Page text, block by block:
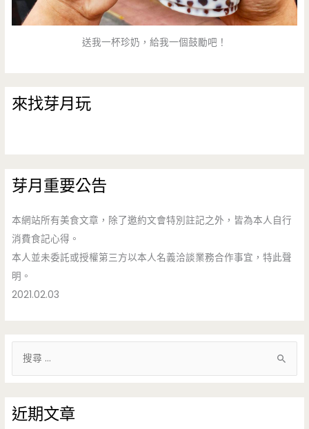
送我一杯珍奶，給我一個鼓勵吧！
來找芽月玩
芽月重要公告
本網站所有美食文章，除了邀約文會特別註記之外，皆為本人自行
消費食記心得。
本人並未委託或授權第三方以本人名義洽談業務合作事宜，特此聲
明。
2021.02.03
鍵
字
近期文章